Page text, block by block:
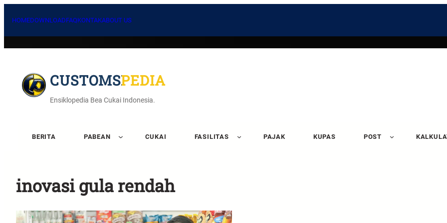
HOMEDOWNLOADFAQKONTAKABOUT US
CUSTOMSPEDIA
Ensiklopedia Bea Cukai Indonesia.
BERITA PABEAN CUKAI FASILITAS PAJAK KUPAS POST
inovasi gula rendah